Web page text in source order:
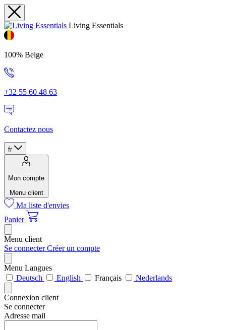
Living Essentials
100% Belge
+32 55 60 48 63
Contactez nous
fr
Mon compte
Menu client
Ma liste d'envies
Panier
Menu client
Se connecterCréer un compte
Menu Langues
Deutsch
English Français Nederlands
Connexion client
Se connecter
Adresse mail